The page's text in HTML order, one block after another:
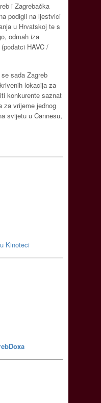
i Zagrebačka
podigli na ljestvici
u Hrvatskoj te s
odmah iza
HAVC /
sada Zagreb
lokacija za
konkurente saznat
za vrijeme jednog
svijetu u Cannesu,
Kinoteci